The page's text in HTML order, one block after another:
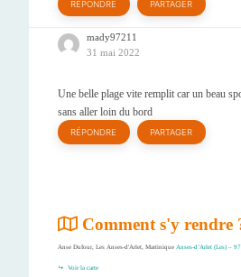
RÉPONDRE PARTAGER
mady97211
31 mai 2022
Une belle plage vite remplit car un beau
sans aller loin du bord
RÉPONDRE PARTAGER
Comment s'y rendre
Anse Dufour, Les Anses-d'Arlet, Martinique Anses-d’Arlet (Les) –
Voir la carte